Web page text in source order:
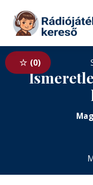
Tovább a tartalomhoz
0